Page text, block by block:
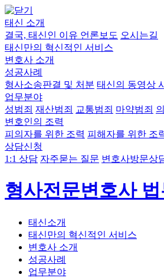
태신 소개
결국, 태신인 이유 언론보도 오시는길
태신만의 혁신적인 서비스
변호사 소개
성공사례
형사소송판결 및 처분 태신의 동영상
업무분야
성범죄 재산범죄 교통범죄 마약범죄
변호인의 조력
피의자를 위한 조력 피해자를 위한 조
상담신청
1:1 상담 자주묻는 질문 변호사방문상
형사전문변호사
태신소개
태신만의 혁신적인 서비스
변호사 소개
성공사례
업무분야